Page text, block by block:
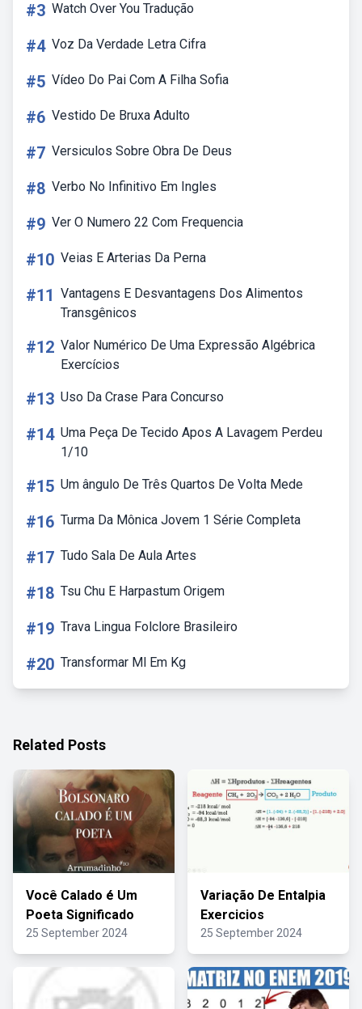
#3 Watch Over You Tradução
#4 Voz Da Verdade Letra Cifra
#5 Vídeo Do Pai Com A Filha Sofia
#6 Vestido De Bruxa Adulto
#7 Versiculos Sobre Obra De Deus
#8 Verbo No Infinitivo Em Ingles
#9 Ver O Numero 22 Com Frequencia
#10 Veias E Arterias Da Perna
#11 Vantagens E Desvantagens Dos Alimentos
Transgênicos
#12 Valor Numérico De Uma Expressão Algébrica
Exercícios
#13 Uso Da Crase Para Concurso
#14 Uma Peça De Tecido Apos A Lavagem Perdeu
1/10
#15 Um ângulo De Três Quartos De Volta Mede
#16 Turma Da Mônica Jovem 1 Série Completa
#17 Tudo Sala De Aula Artes
#18 Tsu Chu E Harpastum Origem
#19 Trava Lingua Folclore Brasileiro
#20 Transformar Ml Em Kg
Related Posts
Você Calado é Um
Poeta Significado
25 September 2024
Variação De Entalpia
Exercicios
25 September 2024